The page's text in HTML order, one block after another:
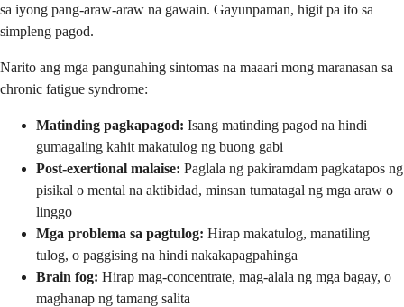
sa iyong pang-araw-araw na gawain. Gayunpaman, higit pa ito sa
simpleng pagod.
Narito ang mga pangunahing sintomas na maaari mong maranasan sa
chronic fatigue syndrome:
Matinding pagkapagod: Isang matinding pagod na hindi
gumagaling kahit makatulog ng buong gabi
Post-exertional malaise: Paglala ng pakiramdam pagkatapos ng
pisikal o mental na aktibidad, minsan tumatagal ng mga araw o
linggo
Mga problema sa pagtulog: Hirap makatulog, manatiling
tulog, o paggising na hindi nakakapagpahinga
Brain fog: Hirap mag-concentrate, mag-alala ng mga bagay, o
maghanap ng tamang salita